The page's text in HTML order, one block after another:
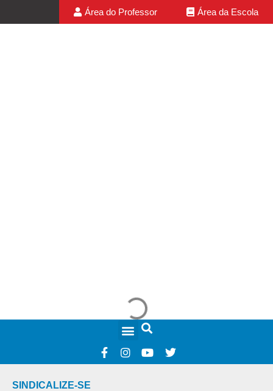
Área do Professor Área da Escola
SINDICALIZE-SE